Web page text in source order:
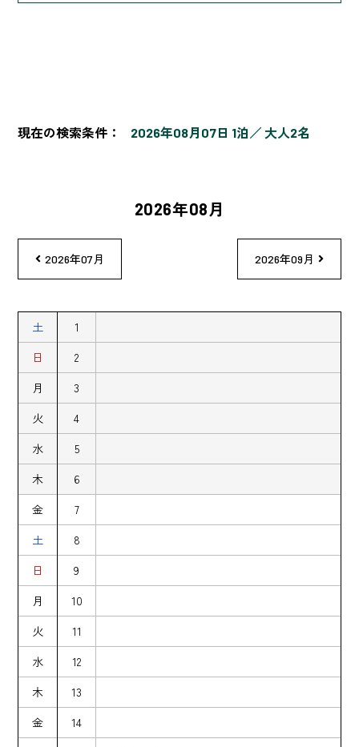
現在の検索条件： 2026年08月07日 1泊 大人2名
2026年07月
2026年08月
2026年09月
土
1
日
2
月
3
火
4
水
5
木
6
金
7
土
8
日
9
月
10
火
11
水
12
木
13
金
14